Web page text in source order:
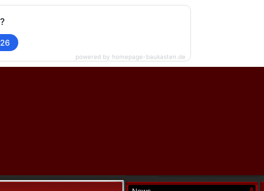
powered by homepage-baukasten.de